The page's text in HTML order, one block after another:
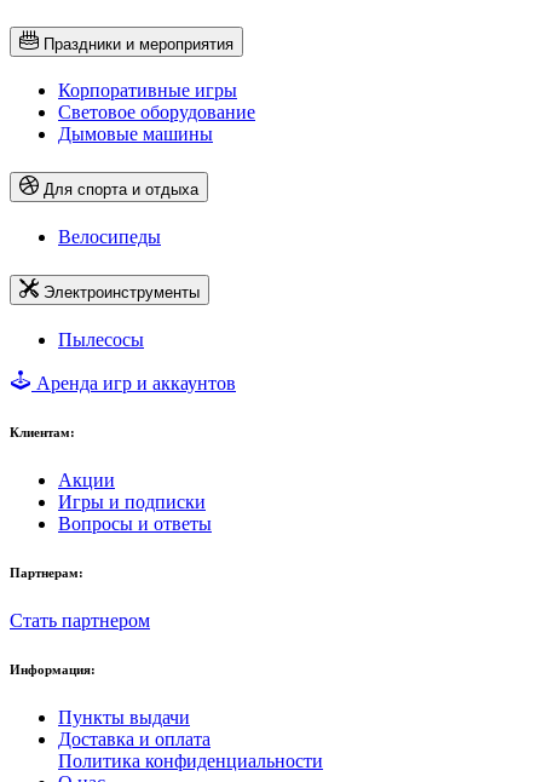
Праздники и мероприятия
Корпоративные игры
Световое оборудование
Дымовые машины
Для спорта и отдыха
Велосипеды
Электроинструменты
Пылесосы
Аренда игр и аккаунтов
Клиентам:
Акции
Игры и подписки
Вопросы и ответы
Партнерам:
Стать партнером
Информация:
Пункты выдачи
Доставка и оплата
Политика конфиденциальности